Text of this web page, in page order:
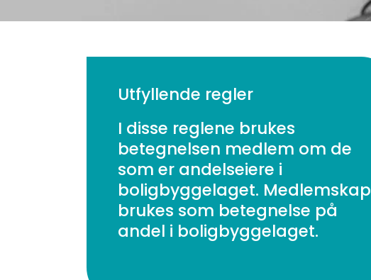
Utfyllende regler
I disse reglene brukes
betegnelsen medlem om de
som er andelseiere i
boligbyggelaget. Medlemskap
brukes som betegnelse på
andel i boligbyggelaget.